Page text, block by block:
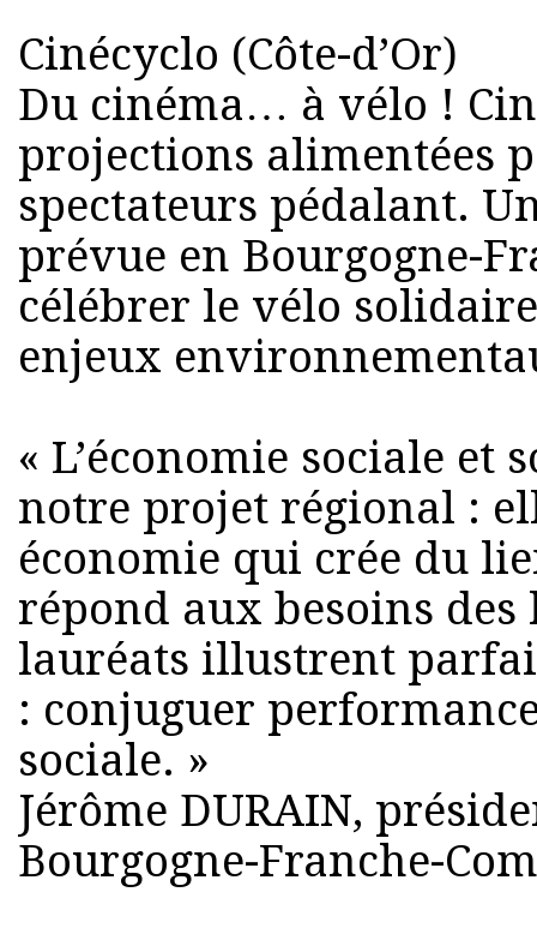
Cinécyclo (Côte-d’Or)
Du cinéma… à vélo !
projections alimentées
spectateurs pédalant.
prévue en Bourgogne-
célébrer le vélo
enjeux
« L’économie sociale et
notre projet régional :
économie qui crée du
répond aux besoins des
lauréats illustrent
: conjuguer
sociale. »
Jérôme DURAIN,
Bourgogne-Franche-